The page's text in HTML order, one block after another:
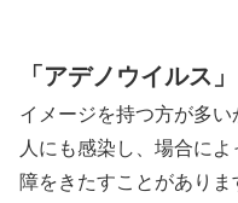
「アデノウイルス」
イメージを持つ方が多
人にも感染し、場合に
障をきたすことがあり